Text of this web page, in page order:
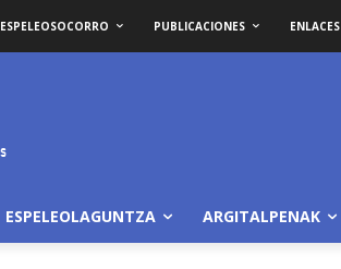
ESPELEOSOCORRO PUBLICACIONES ENLACES
ESPELEOLAGUNTZA ARGITALPENAK